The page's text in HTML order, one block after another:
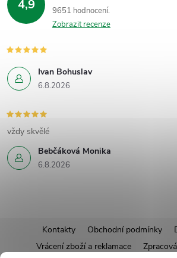
4,9
9651 hodnocení
Zobrazit recenze
Ivan Bohuslav
6.8.2026
Bebčáková Monika
6.8.2026
vždy skvělé
Kontakty Obchodní podmínky
Vrácení zboží a reklamace